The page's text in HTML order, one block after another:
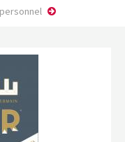
PRESTATION
PROJET